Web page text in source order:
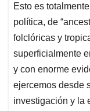
Esto es
política, de
folclóricas y
superficialmente
y con enorme
ejercemos desde
investigación y la